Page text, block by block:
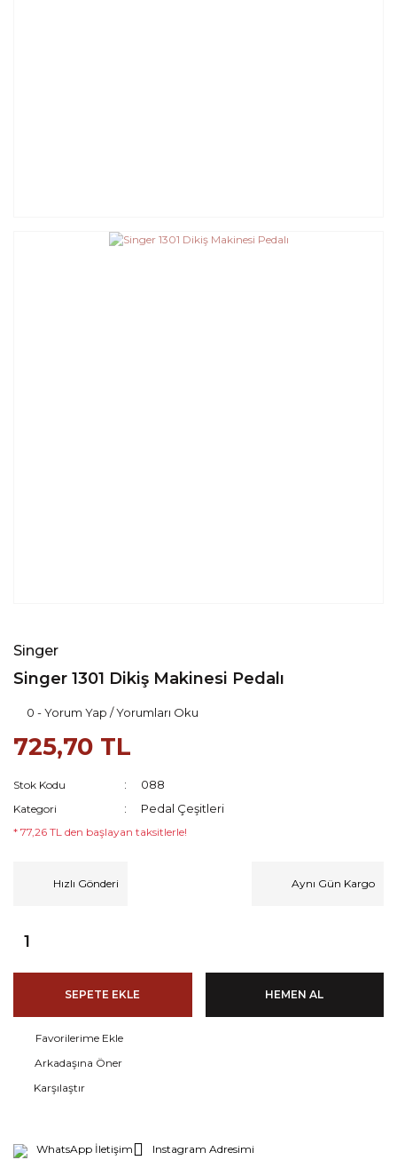
Singer
Singer 1301 Dikiş Makinesi Pedalı
0 - Yorum Yap / Yorumları Oku
725,70 TL
Stok Kodu 088
Kategori Pedal Çeşitleri
* 77,26 TL den başlayan taksitlerle!
Hızlı Gönderi Aynı Gün Kargo
SEPETE EKLE HEMEN AL
Arkadaşına Öner
Karşılaştır
WhatsApp İletişim Instagram Adresimi